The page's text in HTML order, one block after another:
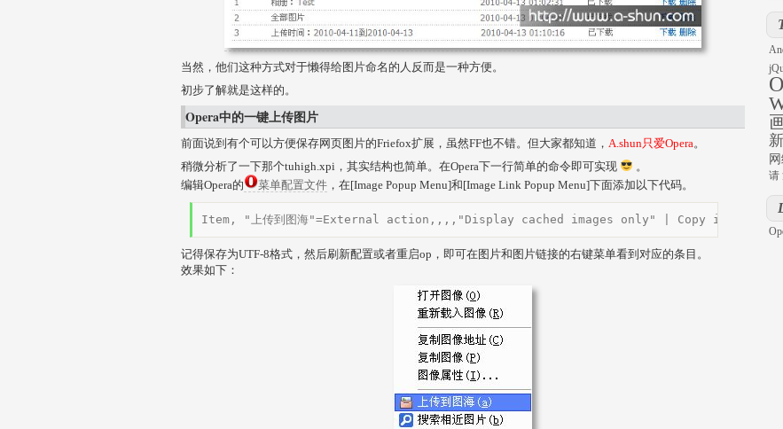
当然，他们这种方式对于懒得给图片命名的人反而是一种方便。
初步了解就是这样的。
Opera中的一键上传图片
前面说到有个可以方便保存网页图片的Friefox扩展，虽然FF也不错。但大家都知道， A.shun只爱Opera。
稍微分析了一下那个tuhigh.xpi，其实结构也简单。在Opera下一行简单的命令即可实现
。
编辑Opera的
菜单配置文件 ，在[Image Popup Menu]和[Image Link Popup Menu]下面添加以下代码。
Item, "上传到图海"=External action,,,,"Display cached images only" | Copy image
记得保存为UTF-8格式，然后刷新配置或者重启op，即可在图片和图片链接的右键菜单看到对应的条目。
效果如下：
请